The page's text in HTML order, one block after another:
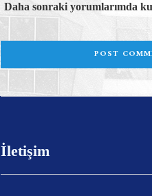
Daha sonraki yorumlarımda
İletişim